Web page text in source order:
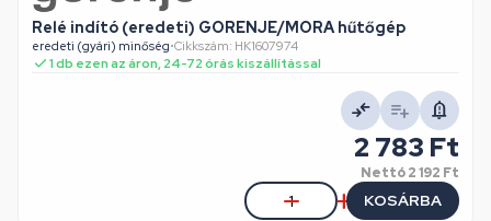
Relé indító (eredeti) GORENJE/MORA hűtőgép
eredeti (gyári) minőség•Cikkszám: HK1607974
1 db ezen az áron, 24-72 órás kiszállítással
2 783 Ft
Nettó2 192 Ft
KOSÁRBA